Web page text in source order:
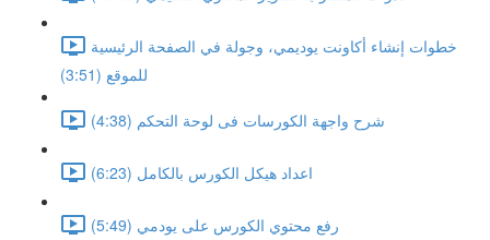
خطوات إنشاء أكاونت يوديمي، وجولة في الصفحة الرئيسية
للموقع (3:51)
شرح واجهة الكورسات فى لوحة التحكم (4:38)
اعداد هيكل الكورس بالكامل (6:23)
رفع محتوي الكورس على يودمي (5:49)